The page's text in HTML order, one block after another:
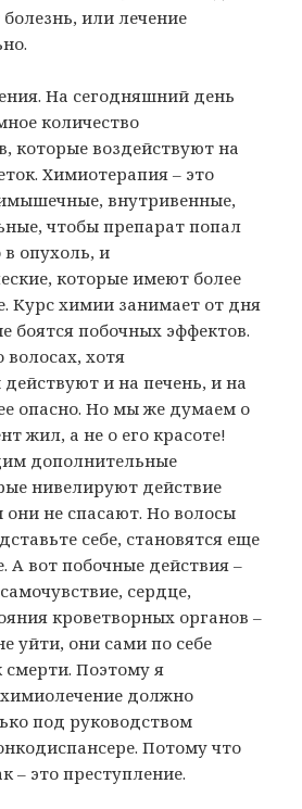
или лечение
На сегодняшний день
количество
которые воздействуют на
Химиотерапия – это
внутривенные,
чтобы препарат попал
в опухоль, и
которые имеют более
Курс химии занимает от дня
боятся побочных эффектов.
волосах, хотя
и на печень, и на
опасно. Но мы же думаем о
жил, а не о его красоте!
дополнительные
нивелируют действие
не спасают. Но волосы
себе, становятся еще
А вот побочные действия –
сердце,
кроветворных органов –
уйти, они сами по себе
смерти. Поэтому я
должно
под руководством
Потому что
– это преступление.